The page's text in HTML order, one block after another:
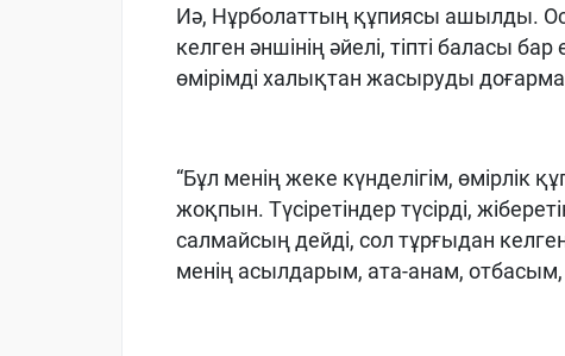
Иә, Нұрболаттың құпиясы ашылды.
келген әншінің әйелі, тіпті баласы
өмірімді халықтан жасыруды
“Бұл менің жеке күнделігім, өмірлік
жоқпын. Түсіретіндер түсірді,
салмайсың дейді, сол тұрғыдан
менің асылдарым, ата-анам,